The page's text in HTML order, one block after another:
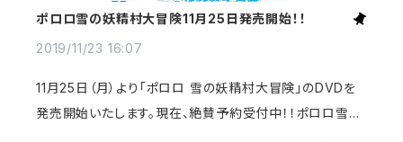
ポロロ雪の妖精村大冒険11月25日発売開始！！
2019/11/23 16:07
11月25日（月）より「ポロロ 雪の妖精村大冒険」のDVDを
発売開始いたします。現在、絶賛予約受付中！！ポロロ雪の